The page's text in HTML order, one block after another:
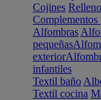
Cojines Relleno
Complementos
Alfombras
pequeñas
exterior
infantiles
Textil baño
Textil cocina